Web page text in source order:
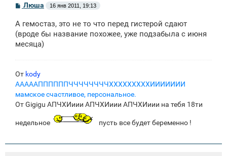
С
б
щ
е
н
Люша 16 янв 2011, 19:13
А гемостаз, это не то что перед гистерой сдают
(вроде бы название похожее, уже подзабыла с июня
месяца)
От kody
АААААППППППЧЧЧЧЧЧЧЧХХХХХХХХХИИИИИИИ
мамское счастливое, персональное.
От Gigigu АПЧХИиии АПЧХИиии АПЧХИиии на тебя 18ти
недельное пусть все будет беременно !